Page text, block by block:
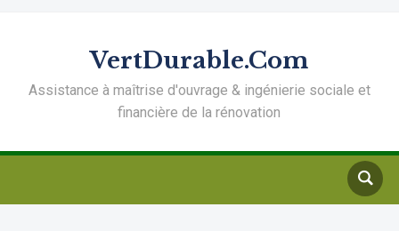
VertDurable.Com
Assistance à maîtrise d'ouvrage & ingénierie sociale et
financière de la rénovation